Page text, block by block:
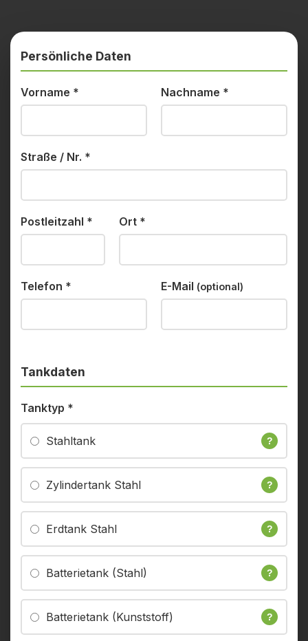
Persönliche Daten
Vorname * Nachname *
Straße / Nr. *
Postleitzahl * Ort *
Telefon * E-Mail (optional)
Tankdaten
Tanktyp *
Stahltank ?
Zylindertank Stahl ?
Erdtank Stahl ?
Batterietank (Stahl) ?
Batterietank (Kunststoff) ?